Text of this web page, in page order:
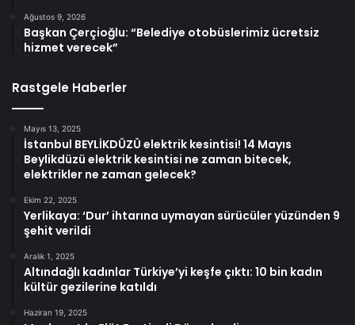
Ağustos 9, 2026
Başkan Çerçioğlu: “Belediye otobüslerimiz ücretsiz
hizmet verecek”
Rastgele Haberler
Mayıs 13, 2025
İstanbul BEYLİKDÜZÜ elektrik kesintisi! 14 Mayıs
Beylikdüzü elektrik kesintisi ne zaman bitecek,
elektrikler ne zaman gelecek?
Ekim 22, 2025
Yerlikaya: ‘Dur’ ihtarına uymayan sürücüler yüzünden 9
şehit verildi
Aralık 1, 2025
Altındağlı kadınlar Türkiye’yi keşfe çıktı: 10 bin kadın
kültür gezilerine katıldı
Haziran 19, 2025